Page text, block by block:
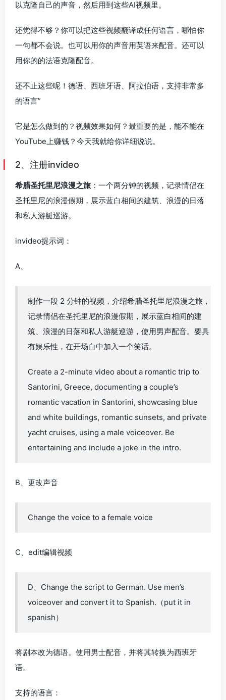
以克隆自己的声音，然后用到这些AI视频里。
还觉得不够？你可以把这些视频翻译成任何语言，哪怕你
一句都不会说。也可以用你的声音用英语来配音。还可以
用你的的法语克隆配音。
还不止这些呢！德语、西班牙语、阿拉伯语，支持非常多
的语言”
它是怎么做到的？视频效果如何？最重要的是，能不能在
YouTube上赚钱？今天我就给你详细说说。
2、注册invideo
希腊圣托里尼浪漫之旅 ：一个两分钟的视频，记录情侣在
圣托里尼的浪漫假期，展示蓝白相间的建筑、浪漫的日落
和私人游艇巡游。
invideo提示词：
A、
制作一段 2 分钟的视频，介绍希腊圣托里尼浪漫之旅，
记录情侣在圣托里尼的浪漫假期，展示蓝白相间的建
筑、浪漫的日落和私人游艇巡游，使用男声配音。要具
有娱乐性，在开场白中加入一个笑话。
Create a 2-minute video about a romantic trip to
Santorini, Greece, documenting a couple’s
romantic vacation in Santorini, showcasing blue
and white buildings, romantic sunsets, and private
yacht cruises, using a male voiceover. Be
entertaining and include a joke in the intro.
B、更改声音
Change the voice to a female voice
C、edit编辑视频
D、Change the script to German. Use men’s
voiceover and convert it to Spanish.（put it in
spanish）
将剧本改为德语。使用男士配音，并将其转换为西班牙
语。
支持的语言：